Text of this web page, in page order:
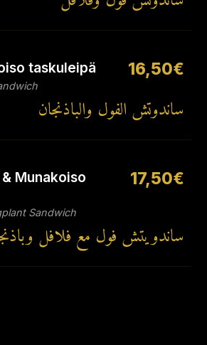
taskuleipä 16,50€
ساندوتش الفول والباذنجان
Munakoiso
Sandwich
17,50€
ساندويتش فول مع فلافل